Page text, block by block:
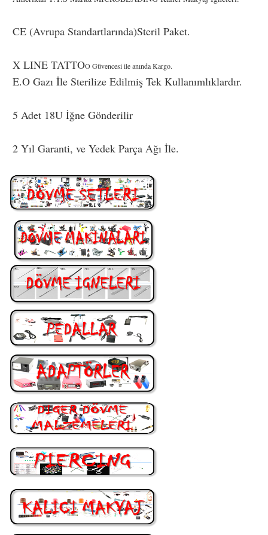
CE (Avrupa Standartlarında)Steril Paket.
X LINE TATTOO Güvencesi ile anında Kargo.
E.O Gazı İle Sterilize Edilmiş Tek Kullanımlıklardır.
5 Adet 18U İğne Gönderilir
2 Yıl Garanti, ve Yedek Parça Ağı İle.